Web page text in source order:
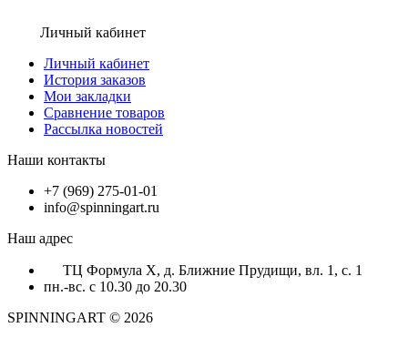
Личный кабинет
Личный кабинет
История заказов
Мои закладки
Сравнение товаров
Рассылка новостей
Наши контакты
+7 (969) 275-01-01
info@spinningart.ru
Наш адрес
ТЦ Формула X, д. Ближние Прудищи, вл. 1, с. 1
пн.-вс. с 10.30 до 20.30
SPINNINGART © 2026